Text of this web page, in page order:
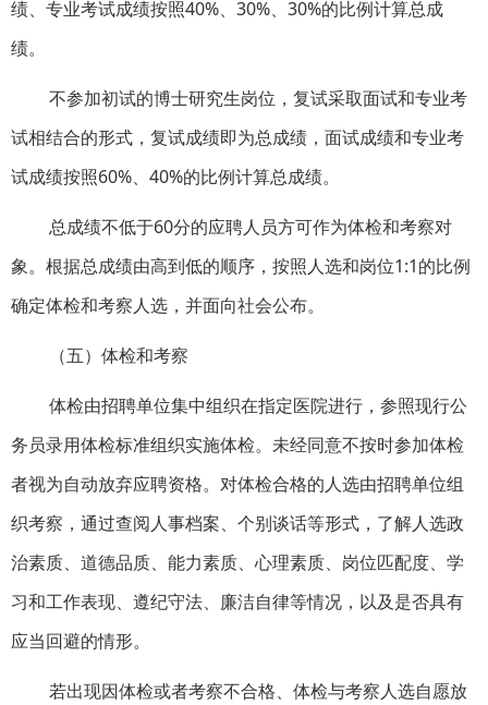
绩、专业考试成绩按照40%、30%、30%的比例计算总成
绩。
不参加初试的博士研究生岗位，复试采取面试和专业考
试相结合的形式，复试成绩即为总成绩，面试成绩和专业考
试成绩按照60%、40%的比例计算总成绩。
总成绩不低于60分的应聘人员方可作为体检和考察对
象。根据总成绩由高到低的顺序，按照人选和岗位1:1的比例
确定体检和考察人选，并面向社会公布。
（五）体检和考察
体检由招聘单位集中组织在指定医院进行，参照现行公
务员录用体检标准组织实施体检。未经同意不按时参加体检
者视为自动放弃应聘资格。对体检合格的人选由招聘单位组
织考察，通过查阅人事档案、个别谈话等形式，了解人选政
治素质、道德品质、能力素质、心理素质、岗位匹配度、学
习和工作表现、遵纪守法、廉洁自律等情况，以及是否具有
应当回避的情形。
若出现因体检或者考察不合格、体检与考察人选自愿放